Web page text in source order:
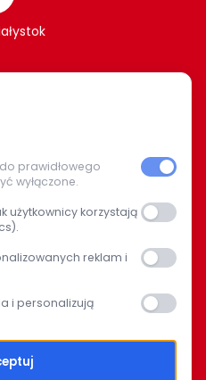
siłami pomagajmy
prawidłowego
wyłączone.
użytkownicy korzystają
reklam i
i personalizują